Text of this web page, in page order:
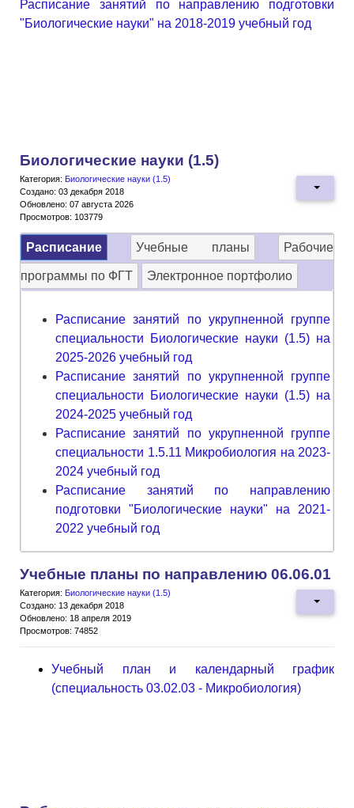
Расписание занятий по направлению подготовки
"Биологические науки" на 2018-2019 учебный год
Биологические науки (1.5)
Категория: Биологические науки (1.5)
Создано: 03 декабря 2018
Обновлено: 07 августа 2026
Просмотров: 103779
Расписание Учебные планы Рабочие
программы по ФГТ Электронное портфолио
Расписание занятий по укрупненной группе
специальности Биологические науки (1.5) на
2025-2026 учебный год
Расписание занятий по укрупненной группе
специальности Биологические науки (1.5) на
2024-2025 учебный год
Расписание занятий по укрупненной группе
специальности 1.5.11 Микробиология на 2023-
2024 учебный год
Расписание занятий по направлению
подготовки "Биологические науки" на 2021-
2022 учебный год
Учебные планы по направлению 06.06.01
Категория: Биологические науки (1.5)
Создано: 13 декабря 2018
Обновлено: 18 апреля 2019
Просмотров: 74852
Учебный план и календарный график
(специальность 03.02.03 - Микробиология)